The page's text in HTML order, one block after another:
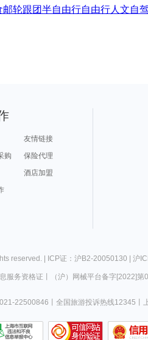
邮轮跟团半自由行自由行人文自驾
友情链接
购
保险代理
酒店加盟
reserved. | ICP证：沪B2-20050130 | 沪
服务资格证 （沪）网械平台备字[2022]第
22500846 全国旅游投诉热线12345